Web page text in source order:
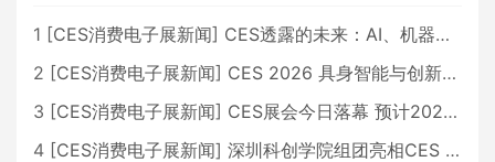
1 [CES消费电子展新闻] CES透露的未来：AI、机器人与智能生活大爆发
2 [CES消费电子展新闻] CES 2026 具身智能与创新领域 中国公司大放异彩
3 [CES消费电子展新闻] CES展会今日落幕 预计2026行业收入将超五千亿美元
4 [CES消费电子展新闻] 深圳科创学院组团亮相CES 广受好评